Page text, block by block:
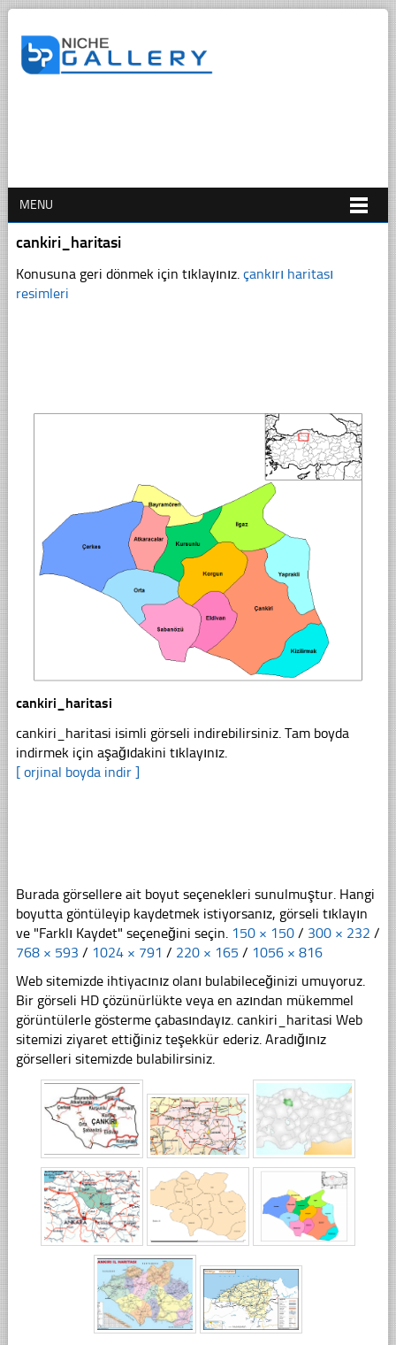
MENU
cankiri_haritasi
Konusuna geri dönmek için tıklayınız. çankırı haritası
resimleri
cankiri_haritasi
cankiri_haritasi isimli görseli indirebilirsiniz. Tam boyda
indirmek için aşağıdakini tıklayınız.
[ orjinal boyda indir ]
Burada görsellere ait boyut seçenekleri sunulmuştur. Hangi
boyutta göntüleyip kaydetmek istiyorsanız, görseli tıklayın
ve "Farklı Kaydet" seçeneğini seçin. 150 × 150 / 300 × 232 /
768 × 593 / 1024 × 791 / 220 × 165 / 1056 × 816
Web sitemizde ihtiyacınız olanı bulabileceğinizi umuyoruz.
Bir görseli HD çözünürlükte veya en azından mükemmel
görüntülerle gösterme çabasındayız. cankiri_haritasi Web
sitemizi ziyaret ettiğiniz teşekkür ederiz. Aradığınız
görselleri sitemizde bulabilirsiniz.